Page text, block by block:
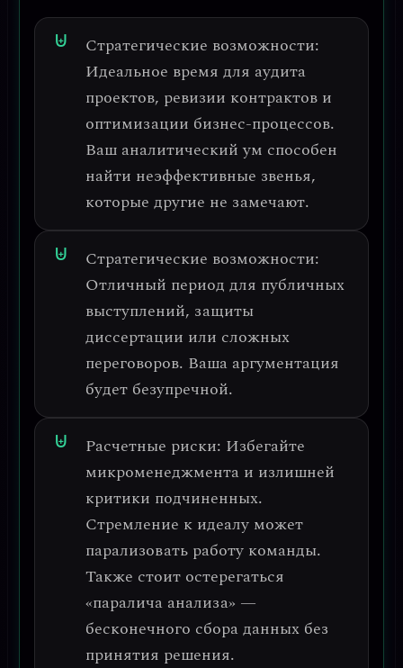
Стратегические возможности:
Идеальное время для аудита
проектов, ревизии контрактов и
оптимизации бизнес-процессов.
Ваш аналитический ум способен
найти неэффективные звенья,
которые другие не замечают.
Стратегические возможности:
Отличный период для публичных
выступлений, защиты
диссертации или сложных
переговоров. Ваша аргументация
будет безупречной.
Расчетные риски: Избегайте
микроменеджмента и излишней
критики подчиненных.
Стремление к идеалу может
парализовать работу команды.
Также стоит остерегаться
«паралича анализа» —
бесконечного сбора данных без
принятия решения.